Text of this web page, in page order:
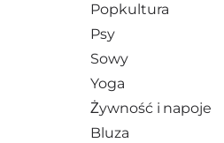
Popkultura
Psy
Sowy
Yoga
Żywność i napoje
Bluza